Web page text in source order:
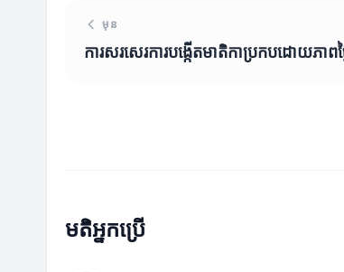
មុន
ការសរសេរការបង្កើតមាតិកាប្រកបដោយភាពច្
មតិអ្នកប្រើ